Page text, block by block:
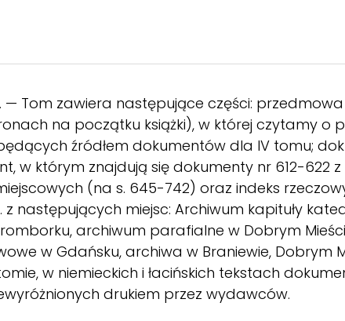
— Tom zawiera następujące części:
na początku książki), w której czytamy o
źródłem dokumentów dla IV tomu;
w którym znajdują się dokumenty nr 612-622
(na s. 645-742) oraz indeks
następujących miejsc: Archiwum kapituły
archiwum parafialne w Dobrym
w Gdańsku, archiwa w Braniewie, Dobrym
w niemieckich i łacińskich tekstach
drukiem przez wydawców.